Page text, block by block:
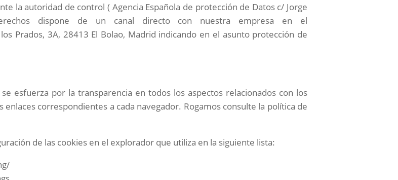
la autoridad de control ( Agencia Española de protección de Datos c/ Jorge
dispone de un canal directo con nuestra empresa en el
Prados, 3A, 28413 El Bolao, Madrid indicando en el asunto protección de
esfuerza por la transparencia en todos los aspectos relacionados con los
correspondientes a cada navegador. Rogamos consulte la política de
de las cookies en el explorador que utiliza en la siguiente lista: